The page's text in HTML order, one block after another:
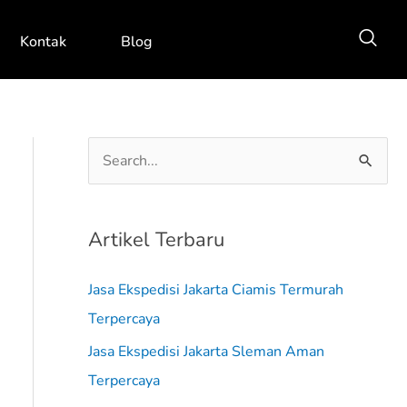
Kontak Blog
i
u
n
Artikel Terbaru
Jasa Ekspedisi Jakarta Ciamis Termurah
Terpercaya
Jasa Ekspedisi Jakarta Sleman Aman
Terpercaya